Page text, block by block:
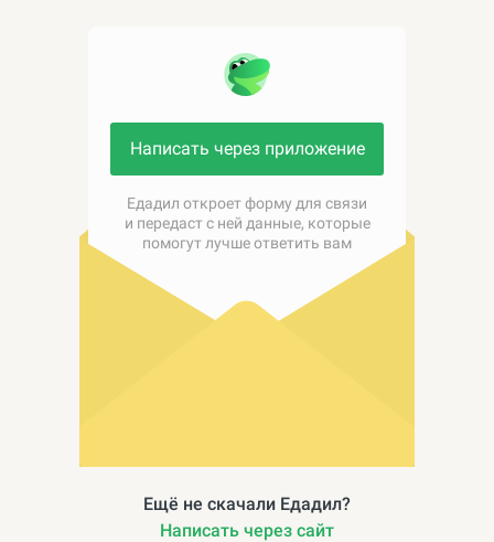
Написать через приложение
Едадил откроет форму для связи
и передаст с ней данные, которые
помогут лучше ответить вам
Ещё не скачали Едадил?
Написать через сайт